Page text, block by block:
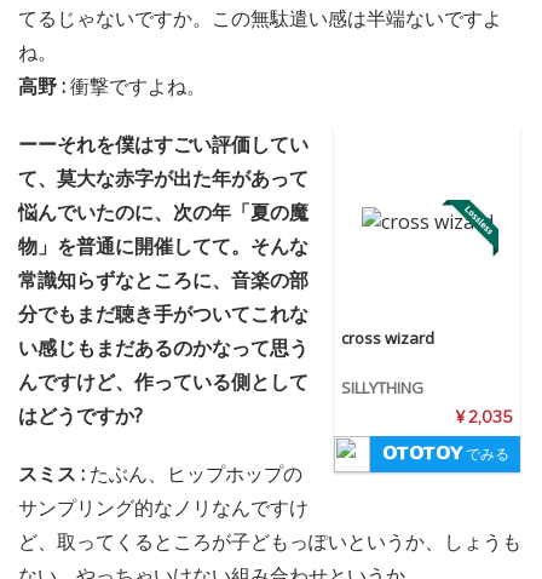
てるじゃないですか。この無駄遣い感は半端ないですよ
ね。
高野 :衝撃ですよね。
cross wizard
SILLYTHING
¥ 2,035
でみる
ーーそれを僕はすごい評価してい
て、莫大な赤字が出た年があって
悩んでいたのに、次の年「夏の魔
物」を普通に開催してて。そんな
常識知らずなところに、音楽の部
分でもまだ聴き手がついてこれな
い感じもまだあるのかなって思う
んですけど、作っている側として
はどうですか?
スミス : たぶん、ヒップホップの
サンプリング的なノリなんですけ
ど、取ってくるところが子どもっぽいというか、しょうも